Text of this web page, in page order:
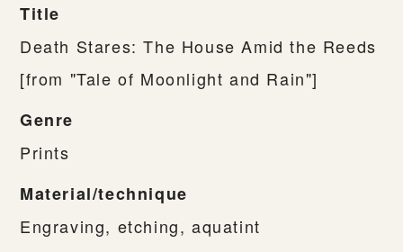
Title
Death Stares: The House Amid the Reeds
[from "Tale of Moonlight and Rain"]
Genre
Prints
Material/technique
Engraving, etching, aquatint